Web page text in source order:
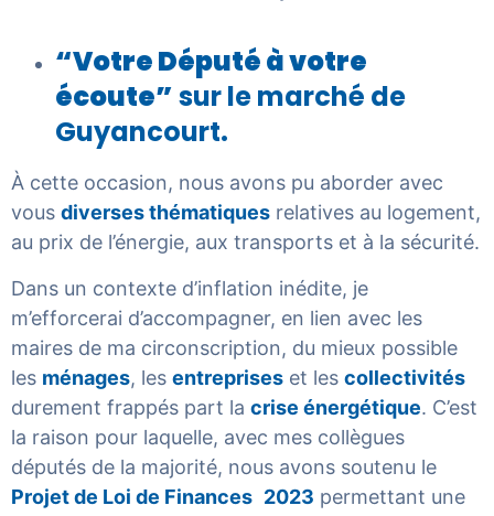
“Votre Député à votre
écoute”sur le marché de
Guyancourt.
À cette occasion, nous avons pu aborder avec
vous diverses thématiques relatives au logement,
au prix de l’énergie, aux transports et à la sécurité.
Dans un contexte d’inflation inédite, je
m’efforcerai d’accompagner, en lien avec les
maires de ma circonscription, du mieux possible
les ménages, les entreprises et les collectivités
durement frappés part la crise énergétique. C’est
la raison pour laquelle, avec mes collègues
députés de la majorité, nous avons soutenu le
Projet de Loi de Finances 2023 permettant une